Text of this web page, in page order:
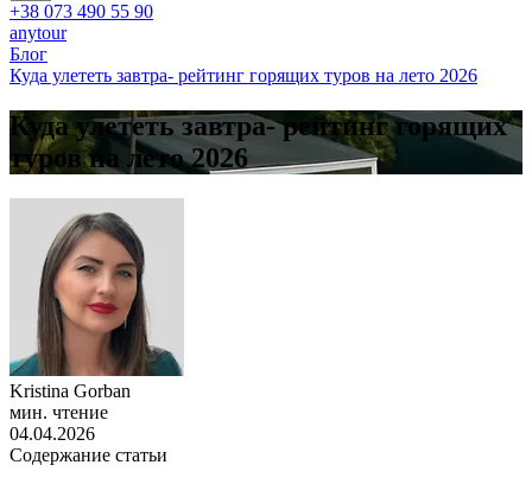
+38 073 490 55 90
anytour
Блог
Куда улететь завтра- рейтинг горящих туров на лето 2026
Куда улететь завтра- рейтинг горящих
туров на лето 2026
Kristina Gorban
мин. чтение
04.04.2026
Содержание статьи